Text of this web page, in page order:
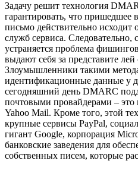
Задачу решит технология
гарантировать, что пришедшее
письмо действительно исходит
служб сервиса.
устраняется проблема
выдают себя за представите
Злоумышленники такими
идентификационные данные у
сегодняшний день DMARC
почтовыми провайдерами –
Yahoo Mail. Кроме того, этой
крупные сервисы PayPal,
гигант Google, корпорация
банковские заведения для
собственных писем, которые